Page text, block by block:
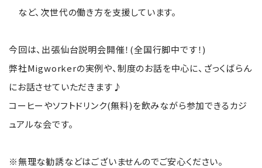
など、次世代の働き方を支援しています。
今回は、出張仙台説明会開催！(全国行脚中です！)
弊社Migworkerの実例や、制度のお話を中心に、ざっくばらん
にお話させていただきます♪
コーヒーやソフトドリンク(無料)を飲みながら参加できるカジ
ュアルな会です。
※無理な勧誘などはございませんのでご安心ください。